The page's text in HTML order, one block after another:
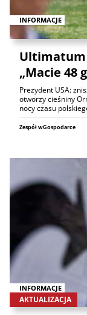
INFORMACJE
Ultimatum
„Macie 48
Prezydent USA:
otworzy cieśniny
nocy czasu
Zespół wGospodarce
INFORMACJE
AKTUALIZACJA